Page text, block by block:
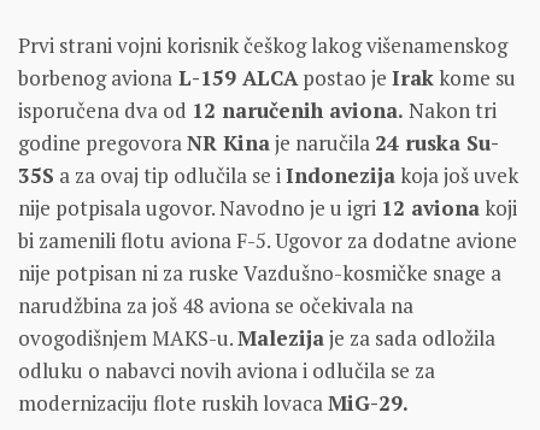
Prvi strani vojni korisnik češkog lakog višenamenskog
borbenog aviona L-159 ALCApostao je Irakkome su
isporučena dva od 12 naručenih aviona. Nakon tri
godine pregovoraNR Kinaje naručila 24 ruska Su-
35S a za ovaj tip odlučila se iIndonezijakoja još uvek
nije potpisala ugovor. Navodno je u igri 12 avionakoji
bi zamenili flotu aviona F-5. Ugovor za dodatne avione
nije potpisan ni za ruske Vazdušno-kosmičke snage a
narudžbina za još 48 aviona se očekivala na
ovogodišnjem MAKS-u.Malezijaje za sada odložila
odluku o nabavci novih aviona i odlučila se za
modernizaciju flote ruskih lovacaMiG-29.